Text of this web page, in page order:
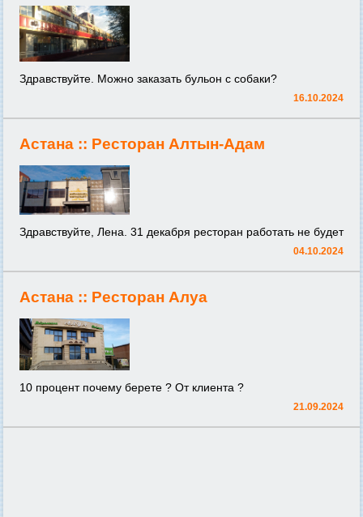
Здравствуйте. Можно заказать бульон с собаки?
16.10.2024
Астана :: Ресторан Алтын-Адам
Здравствуйте, Лена. 31 декабря ресторан работать не будет
04.10.2024
Астана :: Ресторан Алуа
10 процент почему берете ? От клиента ?
21.09.2024